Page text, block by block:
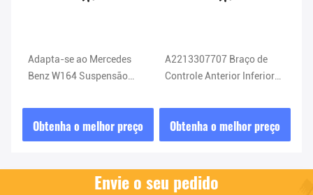
Adapta-se ao Mercedes
Benz W164 Suspensão
A1643203031 1643203031
Obtenha o melhor preço
A2213307707 Braço de
Controle Anterior Inferior
Controle Mercedes Benz
Obtenha o melhor preço
Envie o seu pedido